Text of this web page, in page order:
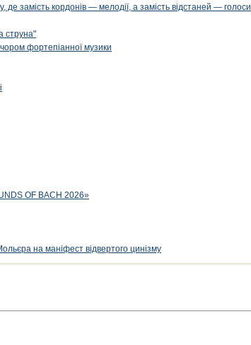
замість кордонів — мелодії, а замість відстаней — голоси
струна"
фортепіанної музики
OF BACH 2026»
на маніфест відвертого цинізму